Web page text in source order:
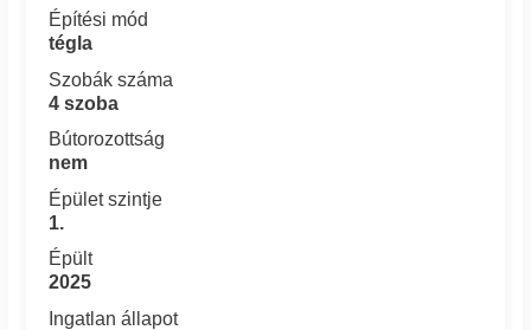
Építési mód
tégla
Szobák száma
4 szoba
Bútorozottság
nem
Épület szintje
1.
Épült
2025
Ingatlan állapot